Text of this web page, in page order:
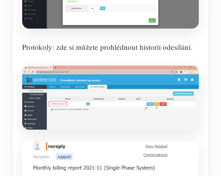
Protokoly: zde si můžete prohlédnout historii odesílání.